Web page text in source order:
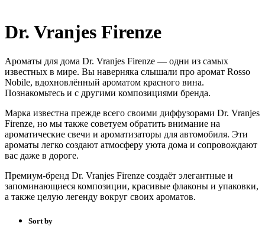
Dr. Vranjes Firenze
Ароматы для дома Dr. Vranjes Firenze — одни из самых
известных в мире. Вы наверняка слышали про аромат Rosso
Nobile, вдохновлённый ароматом красного вина.
Познакомьтесь и с другими композициями бренда.
Марка известна прежде всего своими диффузорами Dr. Vranjes
Firenze, но мы также советуем обратить внимание на
ароматические свечи и ароматизаторы для автомобиля. Эти
ароматы легко создают атмосферу уюта дома и сопровождают
вас даже в дороге.
Премиум-бренд Dr. Vranjes Firenze создаёт элегантные и
запоминающиеся композиции, красивые флаконы и упаковки,
а также целую легенду вокруг своих ароматов.
Sort by